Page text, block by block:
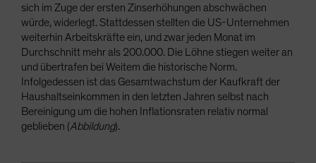
sich im Zuge der ersten Zinserhöhungen abschwächen
würde, widerlegt. Stattdessen stellten die US-Unternehmen
weiterhin Arbeitskräfte ein, und zwar jeden Monat im
Durchschnitt mehr als 200.000. Die Löhne stiegen weiter an
und übertrafen bei Weitem die historische Norm.
Infolgedessen ist das Gesamtwachstum der Kaufkraft der
Haushaltseinkommen in den letzten Jahren selbst nach
Bereinigung um die hohen Inflationsraten relativ normal
geblieben (Abbildung).